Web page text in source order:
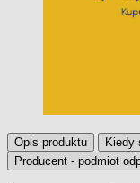
Opis produktu Kiedy
Producent - podmiot